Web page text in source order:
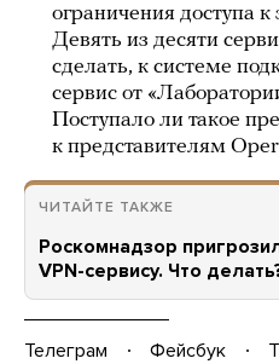
ограничения доступа
Девять из десяти
сделать, к системе
сервис от
Поступало ли такое
к представителям
ЧИТАЙТЕ ТАКЖЕ
Роскомнадзор
VPN-сервису. Что
Телеграм Фейсбук